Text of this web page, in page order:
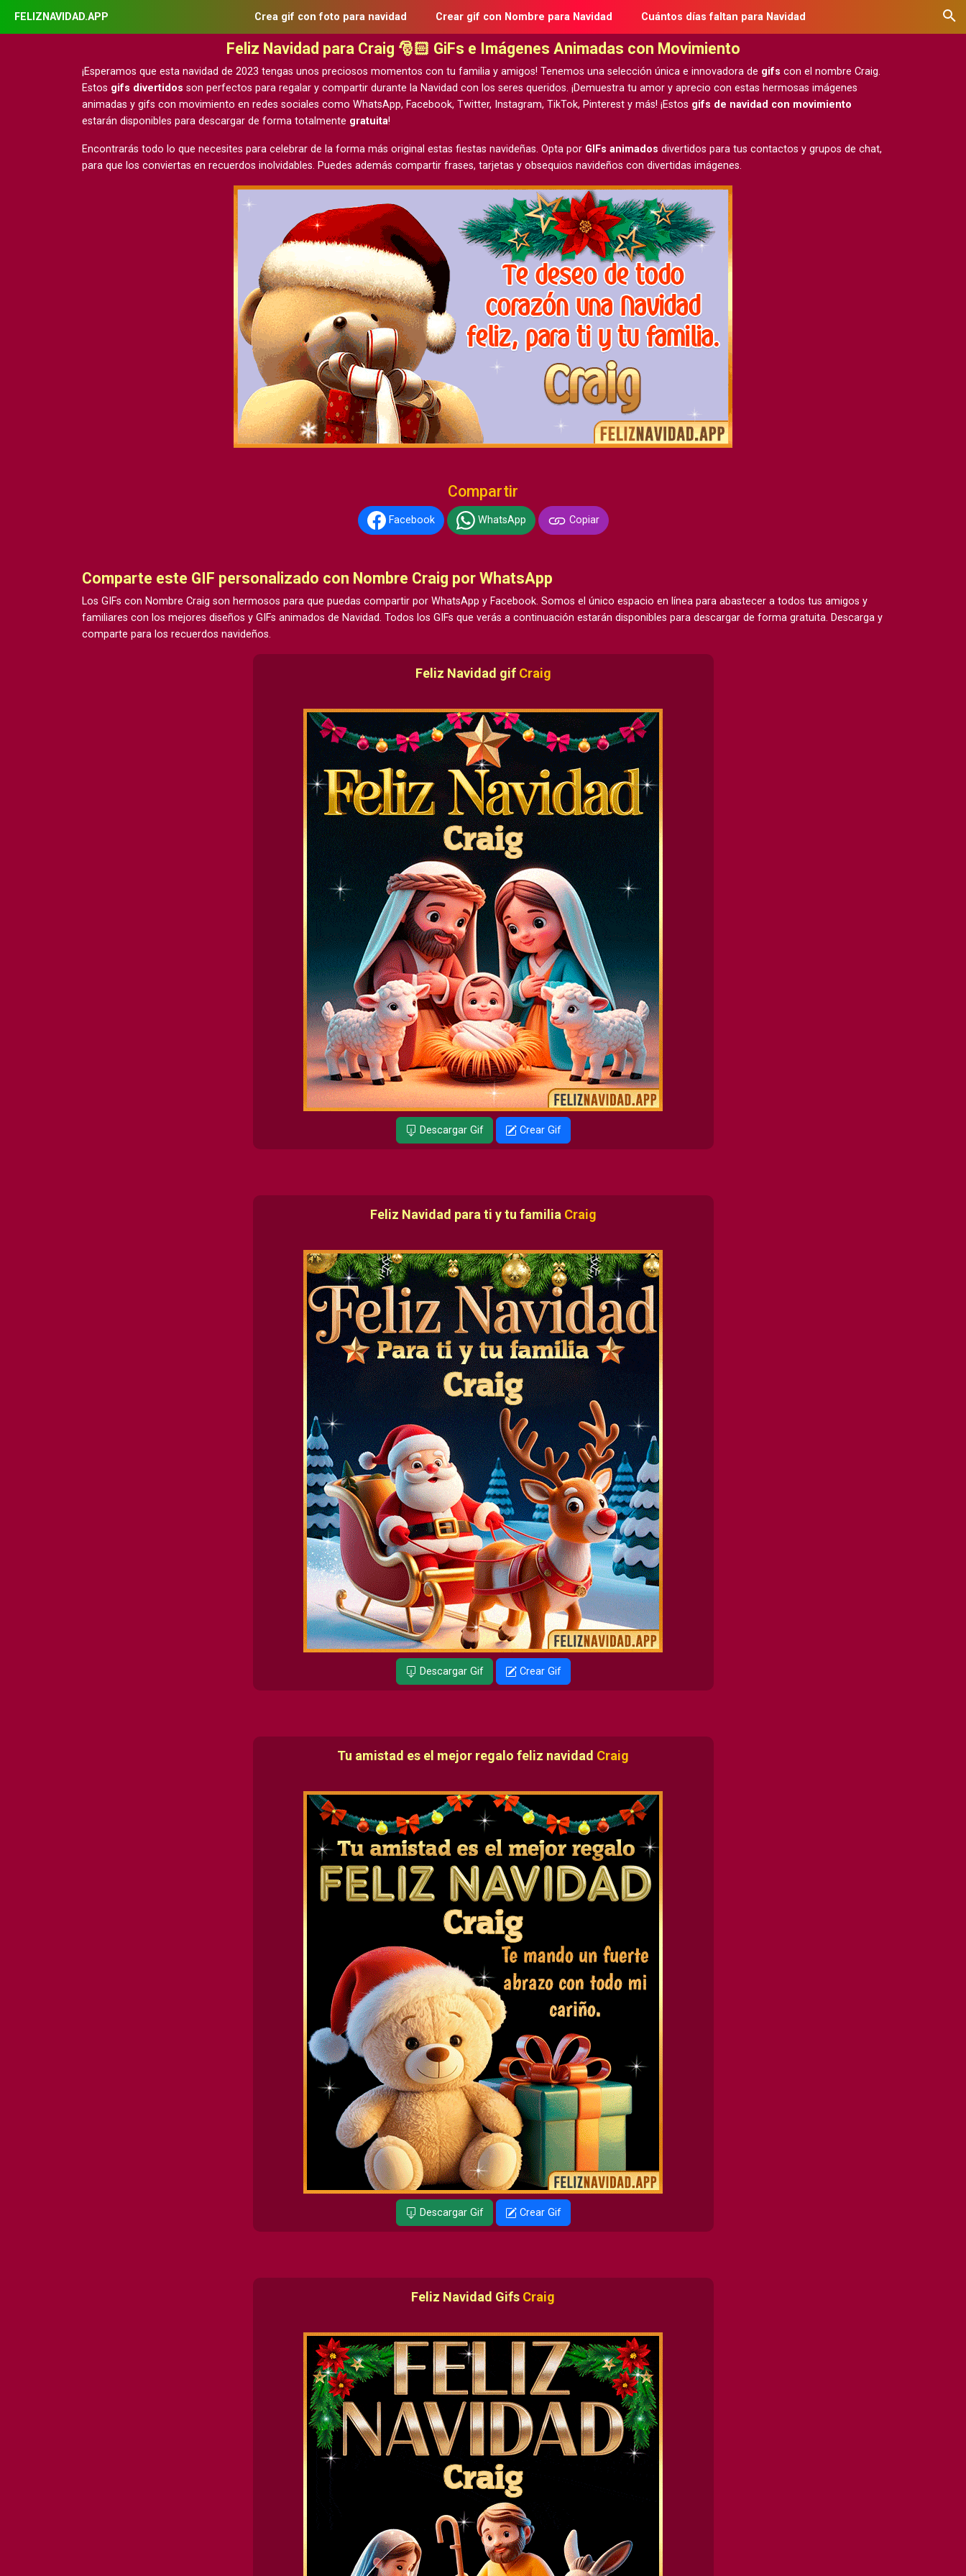
FELIZNAVIDAD.APP Crea gif con foto para navidad Crear gif con Nombre para Navidad Cuántos días faltan para Navidad
Feliz Navidad para Craig 🎅🏻 GiFs e Imágenes Animadas con Movimiento
¡Esperamos que esta navidad de 2023 tengas unos preciosos momentos con tu familia y amigos! Tenemos una selección única e innovadora de gifs con el nombre Craig.
Estos gifs divertidos son perfectos para regalar y compartir durante la Navidad con los seres queridos. ¡Demuestra tu amor y aprecio con estas hermosas imágenes
animadas y gifs con movimiento en redes sociales como WhatsApp, Facebook, Twitter, Instagram, TikTok, Pinterest y más! ¡Estos gifs de navidad con movimiento
estarán disponibles para descargar de forma totalmente gratuita!
Encontrarás todo lo que necesites para celebrar de la forma más original estas fiestas navideñas. Opta por GIFs animados divertidos para tus contactos y grupos de chat,
para que los conviertas en recuerdos inolvidables. Puedes además compartir frases, tarjetas y obsequios navideños con divertidas imágenes.
Compartir
Facebook WhatsApp Copiar
Comparte este GIF personalizado con Nombre Craig por WhatsApp
Los GIFs con Nombre Craig son hermosos para que puedas compartir por WhatsApp y Facebook. Somos el único espacio en línea para abastecer a todos tus amigos y
familiares con los mejores diseños y GIFs animados de Navidad. Todos los GIFs que verás a continuación estarán disponibles para descargar de forma gratuita. Descarga y
comparte para los recuerdos navideños.
Feliz Navidad gif Craig
Descargar Gif Crear Gif
Feliz Navidad para ti y tu familia Craig
Descargar Gif Crear Gif
Tu amistad es el mejor regalo feliz navidad Craig
Descargar Gif Crear Gif
Feliz Navidad Gifs Craig